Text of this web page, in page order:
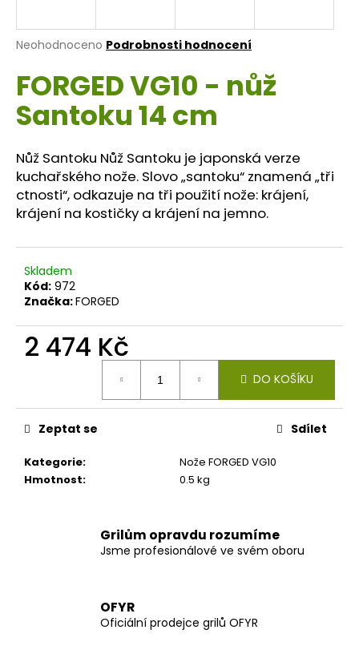
Průměrné
produktu
je
0,0
z
hvězdiček.
Neohodnoceno Podrobnosti hodnocení
FORGED VG10 - nůž
Santoku 14 cm
Nůž Santoku Nůž Santoku je japonská verze
kuchařského nože. Slovo „santoku“ znamená „tři
ctnosti“, odkazuje na tři použití nože: krájení,
krájení na kostičky a krájení na jemno.
Skladem
Kód: 972
Značka:FORGED
2 474 Kč
DO KOŠÍKU
Kategorie:
Nože FORGED VG10
Hmotnost: 0.5 kg
Zeptat se Sdílet
Grilům opravdu rozumíme
Jsme profesionálové ve svém oboru
OFYR
Oficiální prodejce grilů OFYR
j
t
?
HLEDAT
o
p
o
r
u
e
m